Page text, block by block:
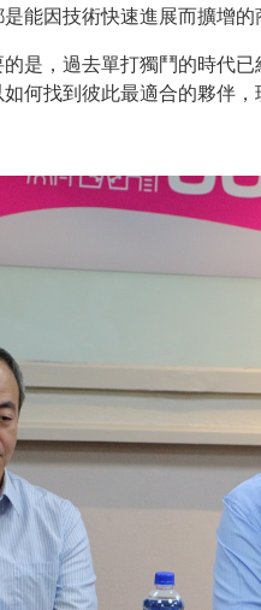
能因技術快速進展而擴增的
是，過去單打獨鬥的時代
何找到彼此最適合的夥伴